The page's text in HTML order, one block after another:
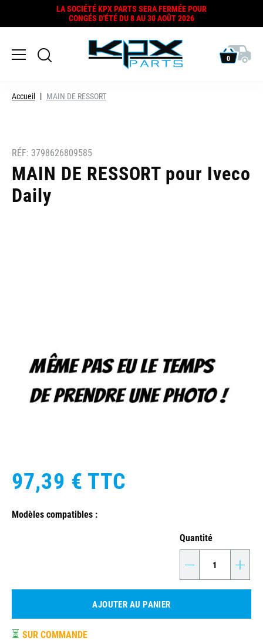
LA SOCIÉTÉ KPX PARTS SERA FERMÉE POUR
CONGÉS D'ÉTÉ DU 8 AU 30 AOÛT 2026
0
Accueil MAIN DE RESSORT
RÉF: 3798626809585
MAIN DE RESSORT pour Iveco
Daily
97,39 € TTC
Modèles compatibles :
Quantité
- +
AJOUTER AU PANIER
⏳ SUR COMMANDE